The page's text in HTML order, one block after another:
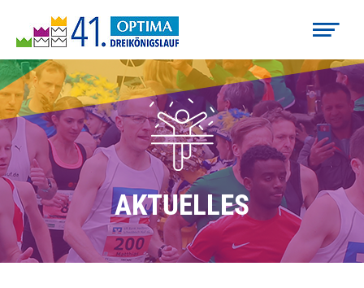
AKTUELLES